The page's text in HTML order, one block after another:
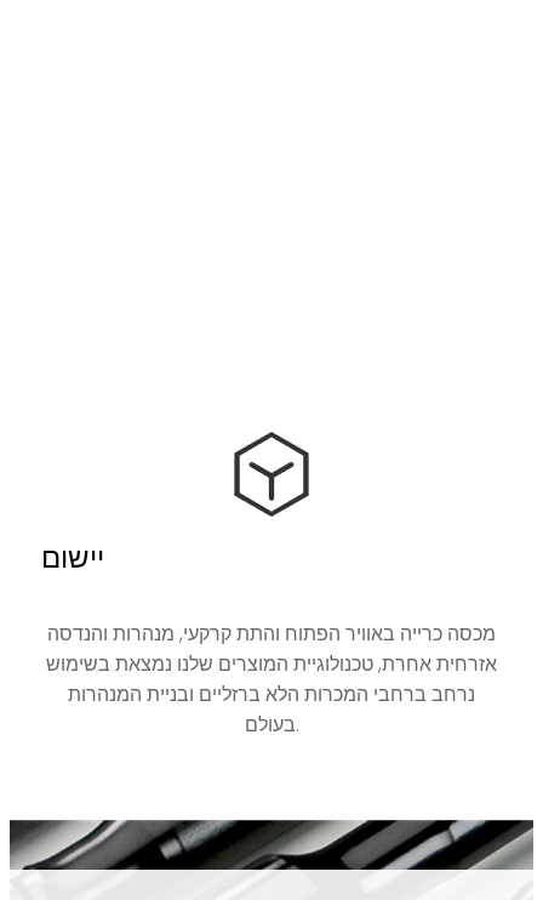
יישום
מכסה כרייה באוויר הפתוח והתת קרקעי, מנהרות והנדסה
אזרחית אחרת, טכנולוגיית המוצרים שלנו נמצאת בשימוש
נרחב ברחבי המכרות הלא ברזליים ובניית המנהרות
בעולם.